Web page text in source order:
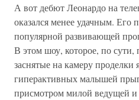
А вот дебют Леонардо на
оказался менее удачным. Его
популярной развивающей
В этом шоу, которое, по сути,
заснятые на камеру проделки
гиперактивных малышей
присмотром милой ведущей и